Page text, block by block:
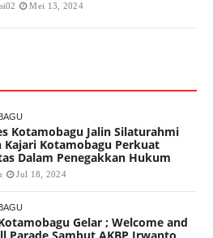
Mei 13, 2024
Kotamobagu Jalin Silaturahmi
Kajari Kotamobagu Perkuat
Dalam Penegakkan Hukum
Jul 18, 2024
Gelar ; Welcome and